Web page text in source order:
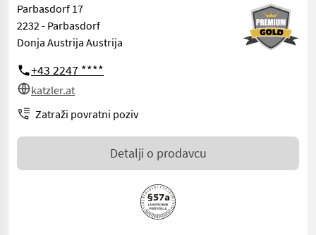
Parbasdorf 17
2232 - Parbasdorf
Donja Austrija Austrija
+43 2247 ****
katzler.at
Zatraži povratni poziv
Detalji o prodavcu